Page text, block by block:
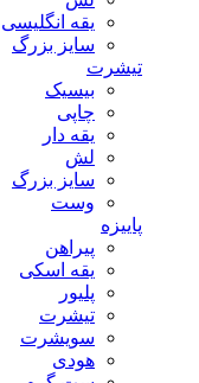
یقه انگلیسی
سایز بزرگ
تیشرت
بیسیک
چاپی
یقه دار
لش
سایز بزرگ
وست
پاییزه
پیراهن
یقه اسکی
پلیور
تیشرت
سویشرت
هودی